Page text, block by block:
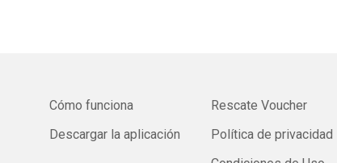
Cómo funciona
Descargar la aplicación
Rescate Voucher
Política de privacidad